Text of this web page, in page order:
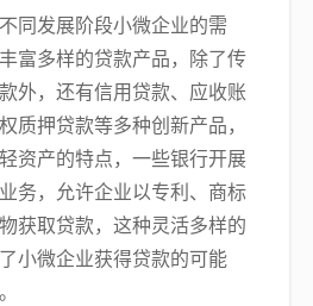
同发展阶段小微企业的需
富多样的贷款产品，除了传
外，还有信用贷款、应收账
质押贷款等多种创新产品，
资产的特点，一些银行开展
务，允许企业以专利、商标
获取贷款，这种灵活多样的
小微企业获得贷款的可能